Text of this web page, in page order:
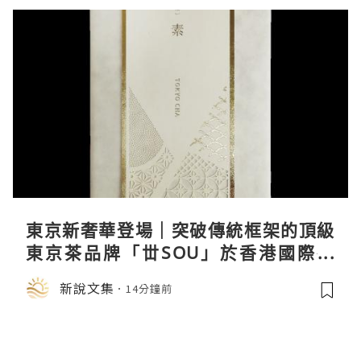
東京新奢華登場｜突破傳統框架的頂級
東京茶品牌「丗SOU」於香港國際茶
展首度亮相
新說文集 14分鐘前